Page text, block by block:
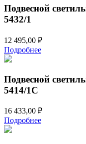
975,00 ₽.
Подвесной
5432/1
12 495,00 ₽
Подробнее
Подвесной
5414/1C
16 433,00 ₽
Подробнее